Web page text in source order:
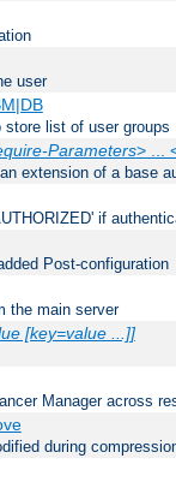
user
list of user groups
Parameters> ...
extension of a base
if
Post-configuration
the main server
[key=value ...]]
Manager across
during